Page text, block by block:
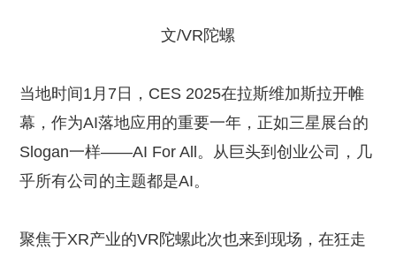
文/VR陀螺
当地时间1月7日，CES 2025在拉斯维加斯拉开帷
幕，作为AI落地应用的重要一年，正如三星展台的
Slogan一样——AI For All。从巨头到创业公司，几
乎所有公司的主题都是AI。
聚焦于XR产业的VR陀螺此次也来到现场，在狂走